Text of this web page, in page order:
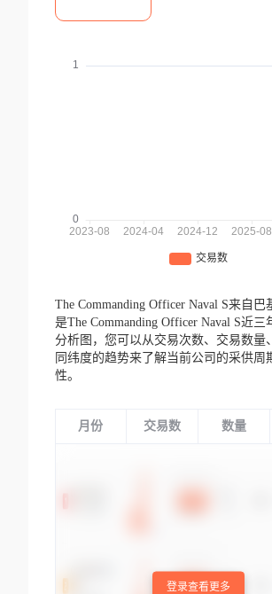
The Commanding Officer Naval S来自巴
是The Commanding Officer Naval S近
分析图，您可以从交易次数、交易数量
同纬度的趋势来了解当前公司的采供周
性。
月份 交易数 数量
登录查看更多